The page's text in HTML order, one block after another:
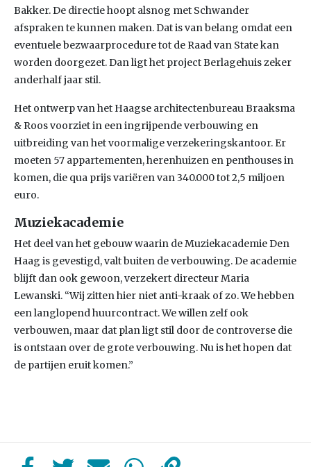
Bakker. De directie hoopt alsnog met Schwander
afspraken te kunnen maken. Dat is van belang omdat een
eventuele bezwaarprocedure tot de Raad van State kan
worden doorgezet. Dan ligt het project Berlagehuis zeker
anderhalf jaar stil.
Het ontwerp van het Haagse architectenbureau Braaksma
& Roos voorziet in een ingrijpende verbouwing en
uitbreiding van het voormalige verzekeringskantoor. Er
moeten 57 appartementen, herenhuizen en penthouses in
komen, die qua prijs variëren van 340.000 tot 2,5 miljoen
euro.
Muziekacademie
Het deel van het gebouw waarin de Muziekacademie Den
Haag is gevestigd, valt buiten de verbouwing. De academie
blijft dan ook gewoon, verzekert directeur Maria
Lewanski. “Wij zitten hier niet anti-kraak of zo. We hebben
een langlopend huurcontract. We willen zelf ook
verbouwen, maar dat plan ligt stil door de controverse die
is ontstaan over de grote verbouwing. Nu is het hopen dat
de partijen eruit komen.”